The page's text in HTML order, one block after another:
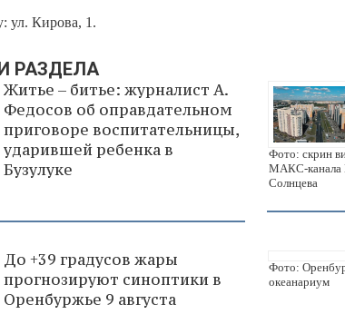
ул. Кирова, 1.
РАЗДЕЛА
Житье – битье: журналист А.
Федосов об оправдательном
приговоре воспитательницы,
ударившей ребенка в
Бузулуке
Фото: скрин
МАКС-канала
Солнцева
До +39 градусов жары
прогнозируют синоптики в
Оренбуржье 9 августа
Фото:
океанариум